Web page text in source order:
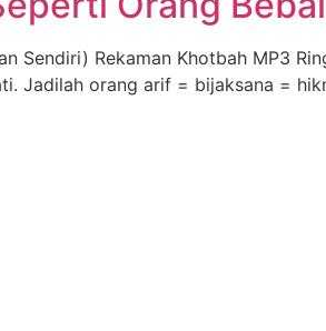
Sendiri) Rekaman Khotbah MP3
Jadilah orang arif = bijaksana =